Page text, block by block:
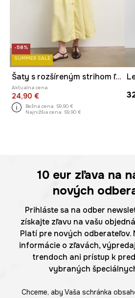
-58%
SUMMER SALE
Šaty s rozšíreným strihom ľanové hladké
Aktuálna cena:
24,90 €
Bežná cena: 59,90 €
Najnižšia cena: 59,90 €
10 eur zľava na
nových
Prihláste sa na odber
získajte zľavu na vašu
Platí pre nových odberateľov.
informácie o zľavách,
trendoch ani prístup k
vybraných
Chceme, aby Vaša schránka